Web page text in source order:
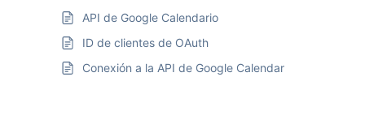
API de Google Calendario
ID de clientes de OAuth
Conexión a la API de Google Calendar